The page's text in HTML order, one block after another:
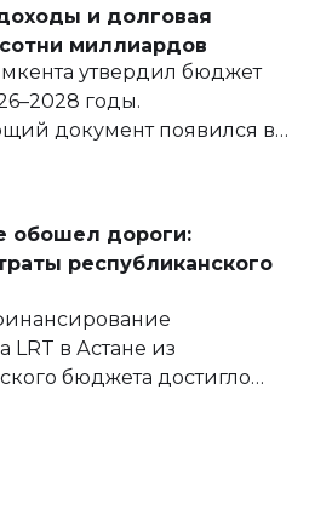
и долговая
миллиардов
утвердил бюджет
годы.
документ появился в
правовых актов и на
города.
обошел дороги:
республиканского
LRT в Астане из
бюджета достигло